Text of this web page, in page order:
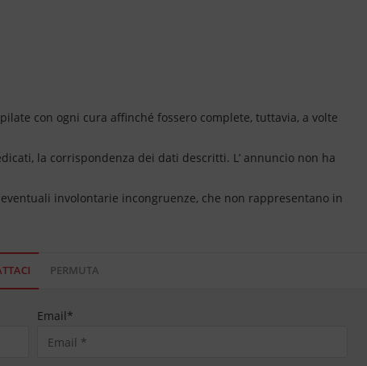
con ogni cura affinché fossero complete, tuttavia, a volte
la corrispondenza dei dati descritti. L’ annuncio non ha
involontarie incongruenze, che non rappresentano in
PERMUTA
Email*